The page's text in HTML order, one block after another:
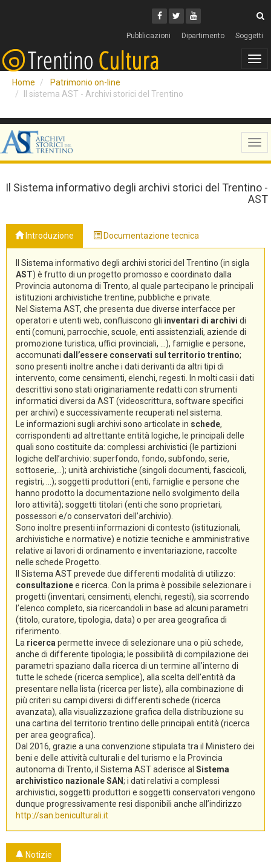
Facebook
Twitter
Youtube
Pubblicazioni Dipartimento Soggetti
Home
Patrimonio on-line
Il sistema AST - Archivi storici del Trentino
Il Sistema informativo degli archivi storici del Trentino -
AST
Introduzione Documentazione tecnica
Il Sistema informativo degli archivi storici del Trentino (in sigla
AST) è frutto di un progetto promosso e coordinato dalla
Provincia autonoma di Trento, al quale partecipano le principali
istituzioni archivistiche trentine, pubbliche e private.
Nel Sistema AST, che presenta due diverse interfacce per
operatori e utenti web, confluiscono gli inventari di archivi di
enti (comuni, parrocchie, scuole, enti assistenziali, aziende di
promozione turistica, uffici provinciali, ...), famiglie e persone,
accomunati dall’essere conservati sul territorio trentino;
sono presenti inoltre anche i dati derivanti da altri tipi di
intervento, come censimenti, elenchi, regesti. In molti casi i dati
descrittivi sono stati originariamente redatti con strumenti
informatici diversi da AST (videoscrittura, software specifici
per archivi) e successivamente recuperati nel sistema.
Le informazioni sugli archivi sono articolate in schede,
corrispondenti ad altrettante entità logiche, le principali delle
quali sono costituite da: complessi archivistici (le partizioni
logiche dell’archivio: superfondo, fondo, subfondo, serie,
sottoserie,...); unità archivistiche (singoli documenti, fascicoli,
registri, ...); soggetti produttori (enti, famiglie e persone che
hanno prodotto la documentazione nello svolgimento della
loro attività); soggetti titolari (enti che sono proprietari,
possessori e/o conservatori dell’archivio).
Sono inoltre presenti informazioni di contesto (istituzionali,
archivistiche e normative) e notizie tecniche e amministrative
relative ai lavori di ordinamento e inventariazione, raccolte
nelle schede Progetto.
Il Sistema AST prevede due differenti modalità di utilizzo:
consultazionee ricerca. Con la prima è possibile selezionare i
progetti (inventari, censimenti, elenchi, regesti), sia scorrendo
l’elenco completo, sia ricercandoli in base ad alcuni parametri
(titolo, curatore, tipologia, data) o per area geografica di
riferimento.
La ricerca permette invece di selezionare una o più schede,
anche di differente tipologia; le possibilità di compilazione dei
parametri spaziano dalla ricerca di un termine all’interno di
tutte le schede (ricerca semplice), alla scelta dell’entità da
presentare nella lista (ricerca per liste), alla combinazione di
più criteri su campi diversi di differenti schede (ricerca
avanzata), alla visualizzazione grafica della distribuzione su
una cartina del territorio trentino delle principali entità (ricerca
per area geografica).
Dal 2016, grazie a una convenzione stipulata tra il Ministero dei
beni e delle attività culturali e del turismo e la Provincia
autonoma di Trento, il Sistema AST aderisce al Sistema
archivistico nazionale SAN; i dati relativi a complessi
archivistici, soggetti produttori e soggetti conservatori vengono
dunque progressivamente resi disponibili anche all’indirizzo
http://san.beniculturali.it
Notizie